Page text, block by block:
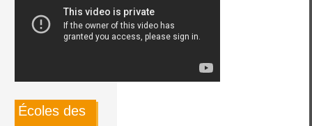
Écoles des